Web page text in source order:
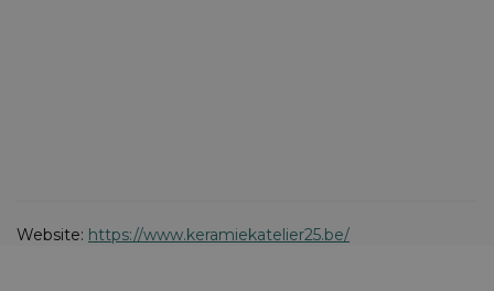
Website: https://www.keramiekatelier25.be/